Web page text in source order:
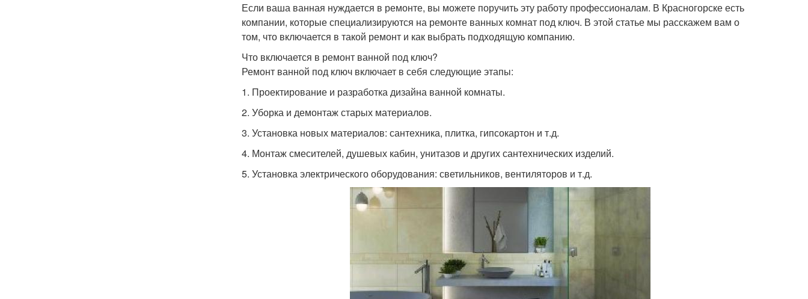
Если ваша ванная нуждается в ремонте, вы можете поручить эту работу профессионалам. В Красногорске есть
компании, которые специализируются на ремонте ванных комнат под ключ. В этой статье мы расскажем вам о
том, что включается в такой ремонт и как выбрать подходящую компанию.
Что включается в ремонт ванной под ключ?
Ремонт ванной под ключ включает в себя следующие этапы:
1. Проектирование и разработка дизайна ванной комнаты.
2. Уборка и демонтаж старых материалов.
3. Установка новых материалов: сантехника, плитка, гипсокартон и т.д.
4. Монтаж смесителей, душевых кабин, унитазов и других сантехнических изделий.
5. Установка электрического оборудования: светильников, вентиляторов и т.д.